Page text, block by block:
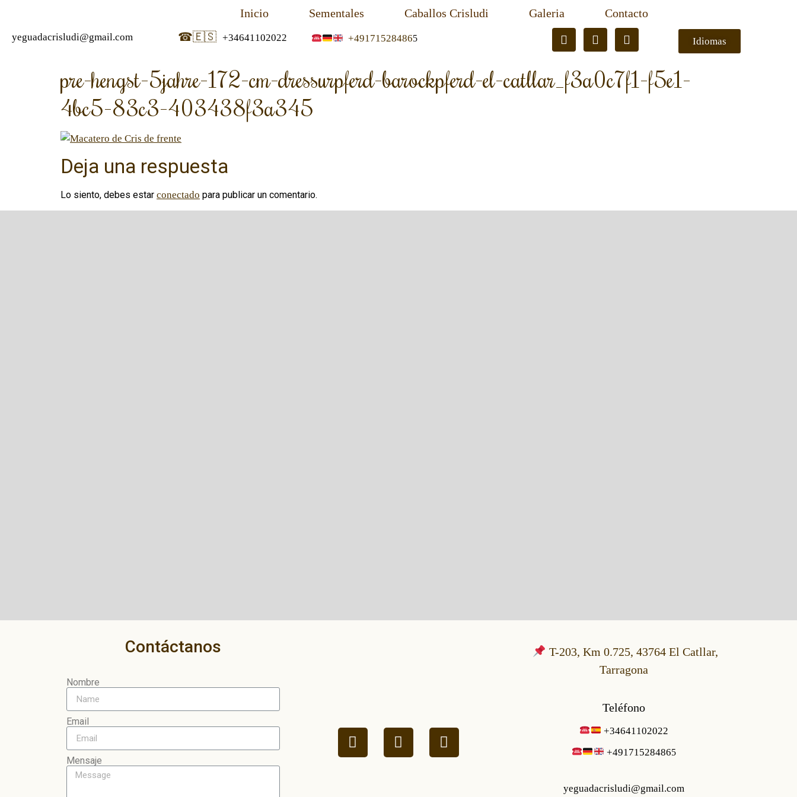
Inicio Sementales Caballos Crisludi Galeria Contacto
yeguadacrisludi@gmail.com ☎🇪🇸 +34641102022 +491715284865 Idiomas
pre-hengst-5jahre-172-cm-dressurpferd-barockpferd-el-catllar_f3a0c7f1-f5e1-
4bc5-83c3-403438f3a345
Deja una respuesta
Lo siento, debes estar conectado para publicar un comentario.
Contáctanos
Nombre
Email
Mensaje
T-203, Km 0.725, 43764 El Catllar,
Tarragona
Teléfono
+34641102022
+491715284865
yeguadacrisludi@gmail.com